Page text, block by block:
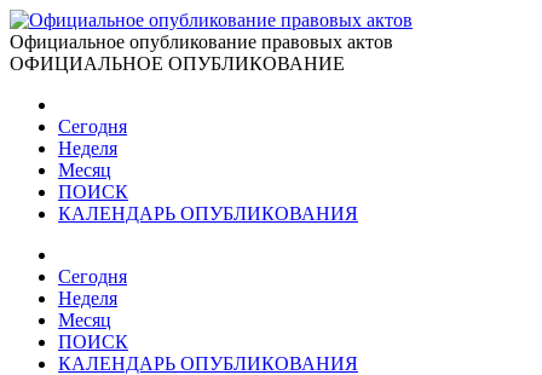
Официальное опубликование правовых актов
ОФИЦИАЛЬНОЕ ОПУБЛИКОВАНИЕ
Сегодня
Неделя
Месяц
ПОИСК
КАЛЕНДАРЬ ОПУБЛИКОВАНИЯ
Сегодня
Неделя
Месяц
ПОИСК
КАЛЕНДАРЬ ОПУБЛИКОВАНИЯ